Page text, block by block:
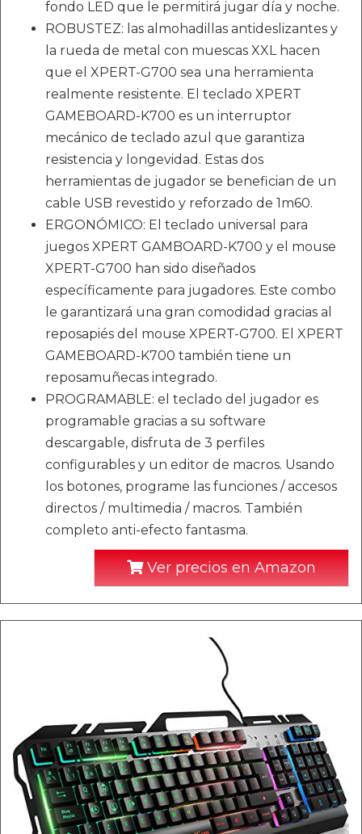
fondo LED que le permitirá jugar día y noche.
ROBUSTEZ: las almohadillas antideslizantes y
la rueda de metal con muescas XXL hacen
que el XPERT-G700 sea una herramienta
realmente resistente. El teclado XPERT
GAMEBOARD-K700 es un interruptor
mecánico de teclado azul que garantiza
resistencia y longevidad. Estas dos
herramientas de jugador se benefician de un
cable USB revestido y reforzado de 1m60.
ERGONÓMICO: El teclado universal para
juegos XPERT GAMBOARD-K700 y el mouse
XPERT-G700 han sido diseñados
específicamente para jugadores. Este combo
le garantizará una gran comodidad gracias al
reposapiés del mouse XPERT-G700. El XPERT
GAMEBOARD-K700 también tiene un
reposamuñecas integrado.
PROGRAMABLE: el teclado del jugador es
programable gracias a su software
descargable, disfruta de 3 perfiles
configurables y un editor de macros. Usando
los botones, programe las funciones / accesos
directos / multimedia / macros. También
completo anti-efecto fantasma.
Ver precios en Amazon